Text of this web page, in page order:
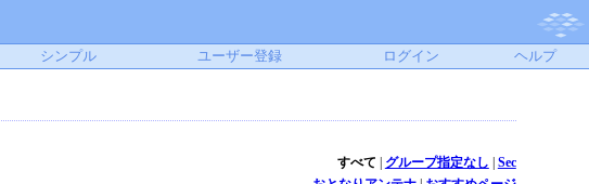
シンプル ユーザー登録 ログイン ヘルプ
すべて グループ指定なし
Sec